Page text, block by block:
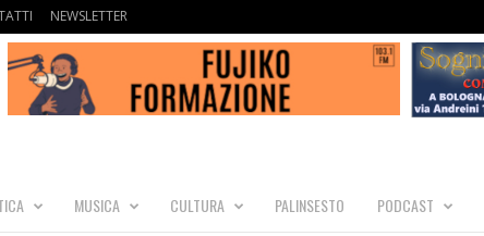
NEWSLETTER
MUSICA CULTURA PALINSESTO PODCAST